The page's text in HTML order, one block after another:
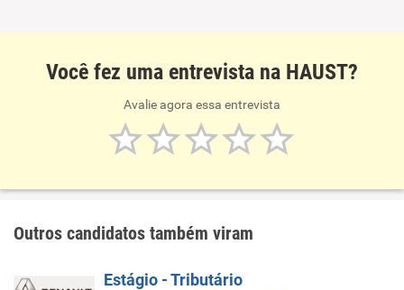
Você fez uma entrevista na HAUST?
Avalie agora essa entrevista
Outros candidatos também viram
Estágio - Tributário